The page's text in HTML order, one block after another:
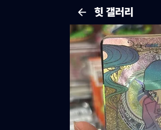
힛 갤러리